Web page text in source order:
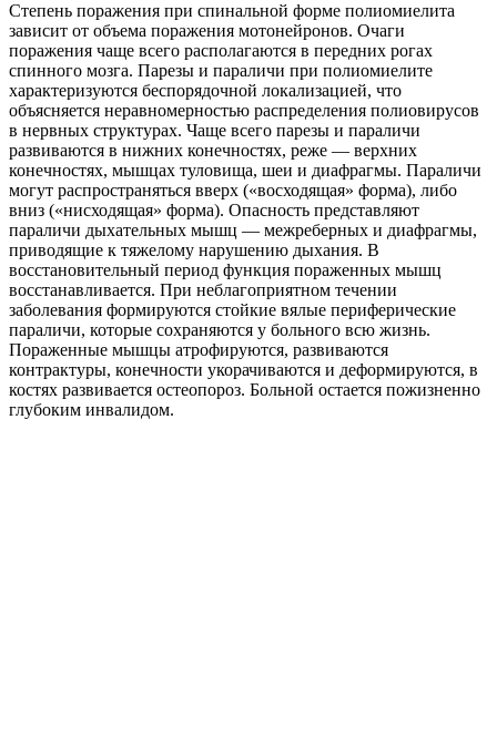
Степень поражения при спинальной форме полиомиелита
зависит от объема поражения мотонейронов. Очаги
поражения чаще всего располагаются в передних рогах
спинного мозга. Парезы и параличи при полиомиелите
характеризуются беспорядочной локализацией, что
объясняется неравномерностью распределения полиовирусов
в нервных структурах. Чаще всего парезы и параличи
развиваются в нижних конечностях, реже — верхних
конечностях, мышцах туловища, шеи и диафрагмы. Параличи
могут распространяться вверх («восходящая» форма), либо
вниз («нисходящая» форма). Опасность представляют
параличи дыхательных мышц — межреберных и диафрагмы,
приводящие к тяжелому нарушению дыхания. В
восстановительный период функция пораженных мышц
восстанавливается. При неблагоприятном течении
заболевания формируются стойкие вялые периферические
параличи, которые сохраняются у больного всю жизнь.
Пораженные мышцы атрофируются, развиваются
контрактуры, конечности укорачиваются и деформируются, в
костях развивается остеопороз. Больной остается пожизненно
глубоким инвалидом.